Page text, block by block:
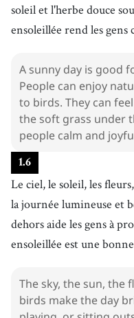
soleil et l'herbe douce
ensoleillée rend les gens
A sunny day is good
People can enjoy
to birds. They can
the soft grass under
people calm and
1.6
Le ciel, le soleil, les
la journée lumineuse et
dehors aide les gens à
ensoleillée est une
The sky, the sun, the
birds make the day